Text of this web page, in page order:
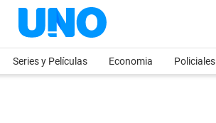
Series y Películas Economia Policiales